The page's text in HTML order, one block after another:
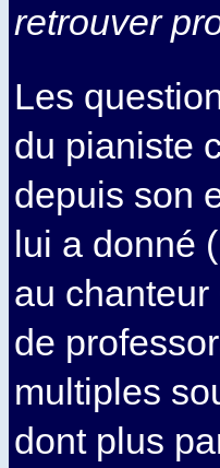
retrouver
Les
du pianiste
depuis son
lui a donné
au
de
multiples
dont plus